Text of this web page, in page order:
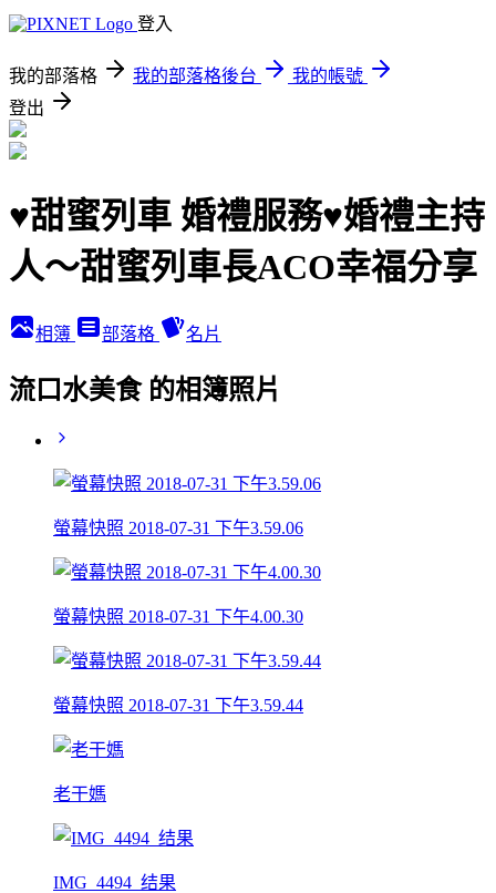
登入
我的部落格 我的部落格後台
我的帳號
登出
♥甜蜜列車 婚禮服務♥婚禮主持
人～甜蜜列車長ACO幸福分享
相簿 部落格 名片
流口水美食 的相簿照片
螢幕快照 2018-07-31 下午3.59.06
螢幕快照 2018-07-31 下午4.00.30
螢幕快照 2018-07-31 下午3.59.44
老干媽
IMG_4494_结果